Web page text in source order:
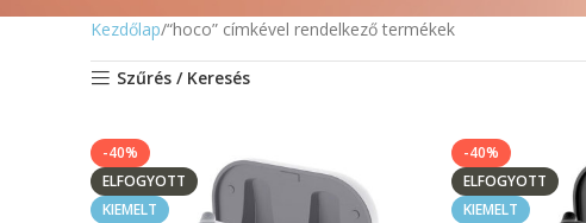
Kezdőlap “hoco” címkével rendelkező termékek
Szűrés / Keresés
-40%
ELFOGYOTT
KIEMELT
-40%
ELFOGYOTT
KIEMELT